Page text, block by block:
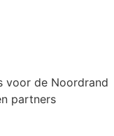
voor de Noordrand
partners